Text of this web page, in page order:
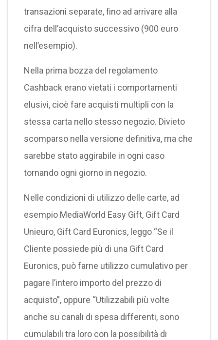
transazioni separate, fino ad arrivare alla
cifra dell’acquisto successivo (900 euro
nell’esempio).
Nella prima bozza del regolamento
Cashback erano vietati i comportamenti
elusivi, cioè fare acquisti multipli con la
stessa carta nello stesso negozio. Divieto
scomparso nella versione definitiva, ma che
sarebbe stato aggirabile in ogni caso
tornando ogni giorno in negozio.
Nelle condizioni di utilizzo delle carte, ad
esempio MediaWorld Easy Gift, Gift Card
Unieuro, Gift Card Euronics, leggo “Se il
Cliente possiede più di una Gift Card
Euronics, può farne utilizzo cumulativo per
pagare l’intero importo del prezzo di
acquisto”, oppure “Utilizzabili più volte
anche su canali di spesa differenti, sono
cumulabili tra loro con la possibilità di